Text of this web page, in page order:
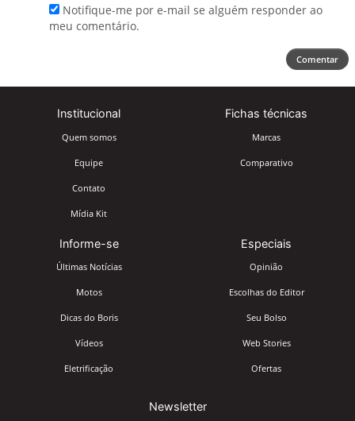
Notifique-me por e-mail se alguém responder ao
meu comentário.
Comentar
Institucional
Quem somos
Equipe
Contato
Mídia Kit
Fichas técnicas
Marcas
Comparativo
Informe-se
Últimas Notícias
Motos
Dicas do Boris
Vídeos
Eletrificação
Especiais
Opinião
Escolhas do Editor
Seu Bolso
Web Stories
Ofertas
Newsletter